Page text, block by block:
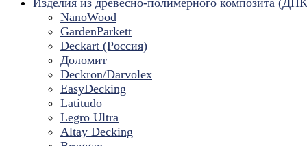
Изделия из древесно-полимерного композита
NanoWood
GardenParkett
Deckart (Россия)
Доломит
Deckron/Darvolex
EasyDecking
Latitudo
Legro Ultra
Altay Decking